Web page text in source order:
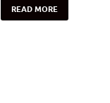
READ MORE